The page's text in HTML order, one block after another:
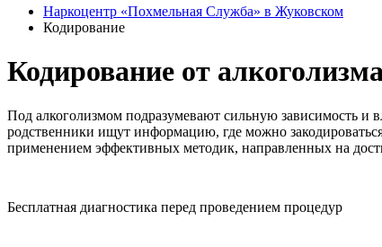
Наркоцентр «Похмельная Служба» в Жуковском
Кодирование
Кодирование от
Под алкоголизмом подразумевают сильную зависимость и
родственники ищут информацию, где можно
применением эффективных методик, направленных на
Бесплатная диагностика перед проведением процедур